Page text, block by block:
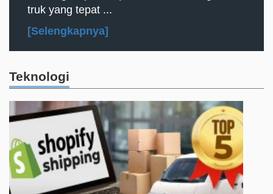
truk yang tepat ...
[Selengkapnya]
Teknologi